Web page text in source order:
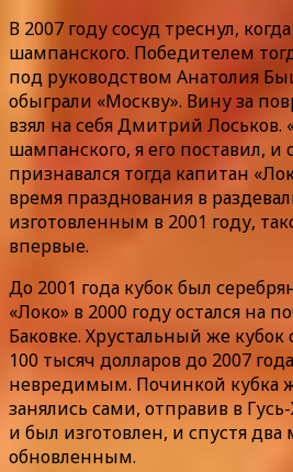
В 2007 году сосуд треснул,
шампанского. Победителем
под руководством Анатолия
обыграли «Москву». Вину за
взял на себя Дмитрий Лоськов.
шампанского, я его поставил, и
признавался тогда капитан
время празднования в
изготовленным в 2001 году,
впервые.
До 2001 года кубок был
«Локо» в 2000 году остался на
Баковке. Хрустальный же
100 тысяч долларов до 2007
невредимым. Починкой кубка
занялись сами, отправив в
и был изготовлен, и спустя два
обновленным.